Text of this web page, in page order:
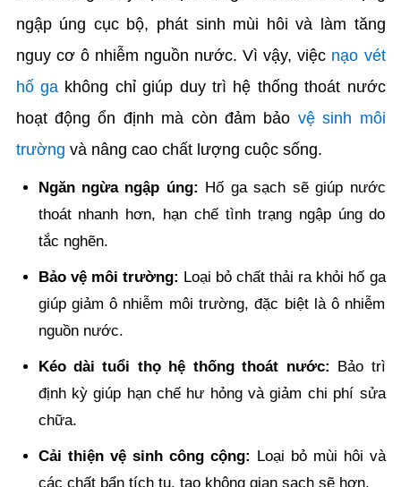
ngập úng cục bộ, phát sinh mùi hôi và làm tăng
nguy cơ ô nhiễm nguồn nước. Vì vậy, việc nạo vét
hố gakhông chỉ giúp duy trì hệ thống thoát nước
hoạt động ổn định mà còn đảm bảo vệ sinh môi
trường và nâng cao chất lượng cuộc sống.
Ngăn ngừa ngập úng:
Hố ga sạch sẽ giúp nước
thoát nhanh hơn, hạn chế tình trạng ngập úng do
tắc nghẽn.
Bảo vệ môi trường: Loại bỏ chất thải ra khỏi hố ga
giúp giảm ô nhiễm môi trường, đặc biệt là ô nhiễm
nguồn nước.
Kéo dài tuổi thọ hệ thống thoát nước:
Bảo trì
định kỳ giúp hạn chế hư hỏng và giảm chi phí sửa
chữa.
Cải thiện vệ sinh công cộng:
Loại bỏ mùi hôi và
các chất bẩn tích tụ, tạo không gian sạch sẽ hơn.